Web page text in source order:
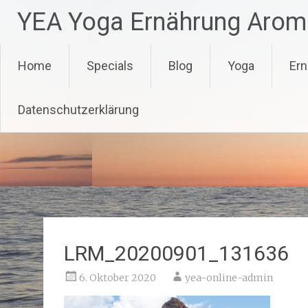
Inhalt
springen
YEA Yoga Ernährung
Home Specials Blog Yoga
Datenschutzerklärung
LRM_20200901_131636
6. Oktober 2020 yea-online-admin